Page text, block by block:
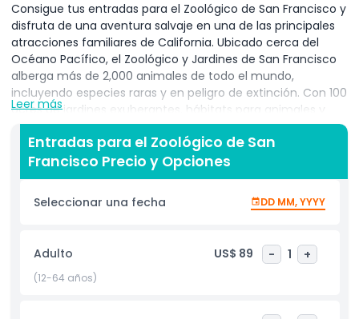
Consigue tus entradas para el Zoológico de San Francisco y
disfruta de una aventura salvaje en una de las principales
atracciones familiares de California. Ubicado cerca del
Océano Pacífico, el Zoológico y Jardines de San Francisco
alberga más de 2,000 animales de todo el mundo,
incluyendo especies raras y en peligro de extinción. Con 100
acres de jardines exuberantes, hábitats para animales y
exhibiciones interactivas, el zoológico ofrece un día
perfecto para familias, parejas y amantes de los animales.
Explora exhibiciones populares como la Sabana Africana,
Grizzly Gulch, Isla de los Pingüinos y el Zoológico Infantil,
donde los niños pueden interactuar con animales de
granja. No te pierdas la Región Africana Leanne B. Roberts,
naturalista. Tu entrada de admisión al Zoológico de San
Francisco incluye acceso a charlas sobre vida silvestre,
exhibiciones de conservación y hermosos senderos para
y un ambiente relajante y escénico perfecto para todas las
Leer más
Entradas para el Zoológico de San
Francisco Precio y Opciones
Seleccionar una fecha DD MM, YYYY
Adulto US$ 89 - 1 +
(12-64 años)